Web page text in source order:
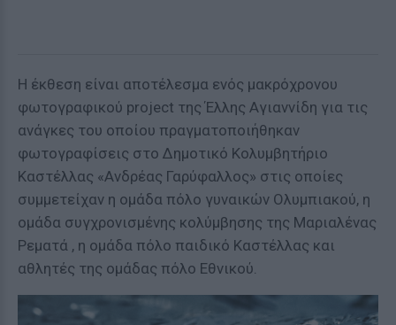
Η έκθεση είναι αποτέλεσμα ενός μακρόχρονου
φωτογραφικού project της Έλλης Αγιαννίδη για τις
ανάγκες του οποίου πραγματοποιήθηκαν
φωτογραφίσεις στο Δημοτικό Κολυμβητήριο
Καστέλλας «Ανδρέας Γαρύφαλλος» στις οποίες
συμμετείχαν η ομάδα πόλο γυναικών Ολυμπιακού, η
ομάδα συγχρονισμένης κολύμβησης της Μαριαλένας
Ρεματά , η ομάδα πόλο παιδικό Καστέλλας και
αθλητές της ομάδας πόλο Εθνικού.